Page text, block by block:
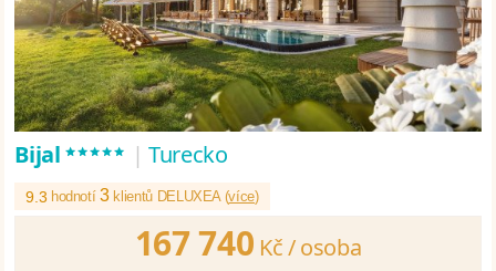
Bijal***** | Turecko
9.3 hodnotí3klientů DELUXEA (více)
167 740 Kč /osoba